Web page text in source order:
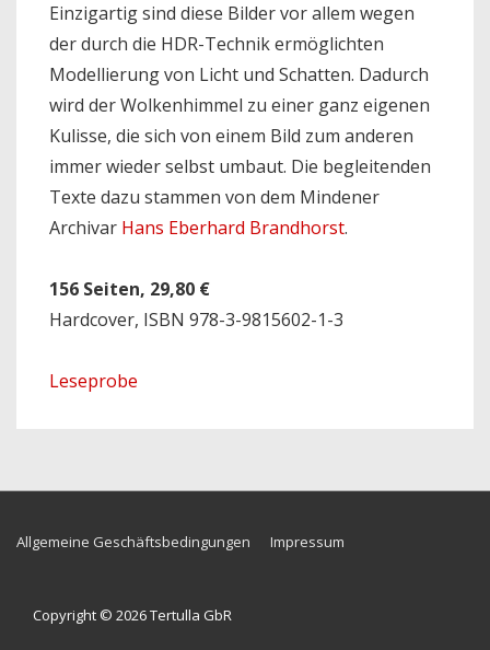
Einzigartig sind diese Bilder vor allem wegen
der durch die HDR-Technik ermöglichten
Modellierung von Licht und Schatten. Dadurch
wird der Wolkenhimmel zu einer ganz eigenen
Kulisse, die sich von einem Bild zum anderen
immer wieder selbst umbaut. Die begleitenden
Texte dazu stammen von dem Mindener
Archivar Hans Eberhard Brandhorst.
156 Seiten, 29,80 €
Hardcover, ISBN 978-3-9815602-1-3
Leseprobe
Footer-
Allgemeine Geschäftsbedingungen Impressum
Copyright © 2026Tertulla GbR